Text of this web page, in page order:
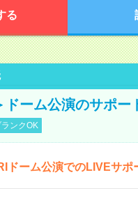
る
ーム公演のサポー
ランクOK
ドーム公演でのLIVEサポ